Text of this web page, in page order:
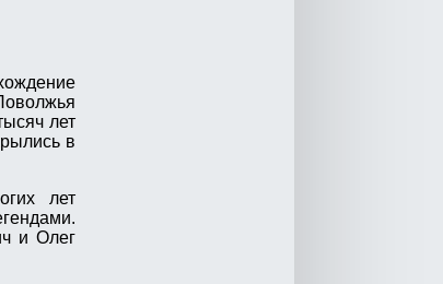
лет
в
лет
и Олег